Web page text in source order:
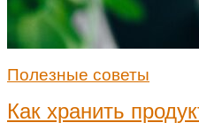
Полезные советы
Как хранить